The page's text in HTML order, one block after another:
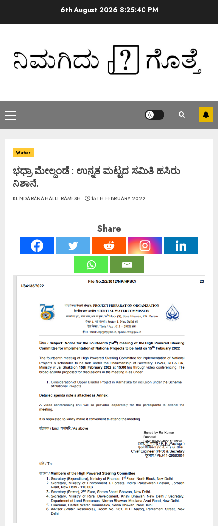
6th August 2026 8:25:40 PM
Water
ಭಧ್ರಾ ಮೇಲ್ದಂಡೆ : ಉನ್ನತ ಮಟ್ಟದ ಸಮಿತಿ ಹಸಿರು
ನಿಶಾನೆ.
KUNDARANAHALLI RAMESH 15TH FEBRUARY 2022
Share